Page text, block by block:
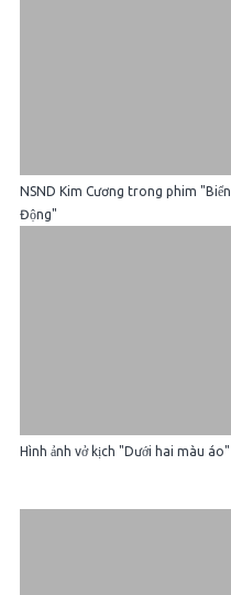
NSND Kim Cương trong phim "Biển
Động"
Hình ảnh vở kịch "Dưới hai màu áo"